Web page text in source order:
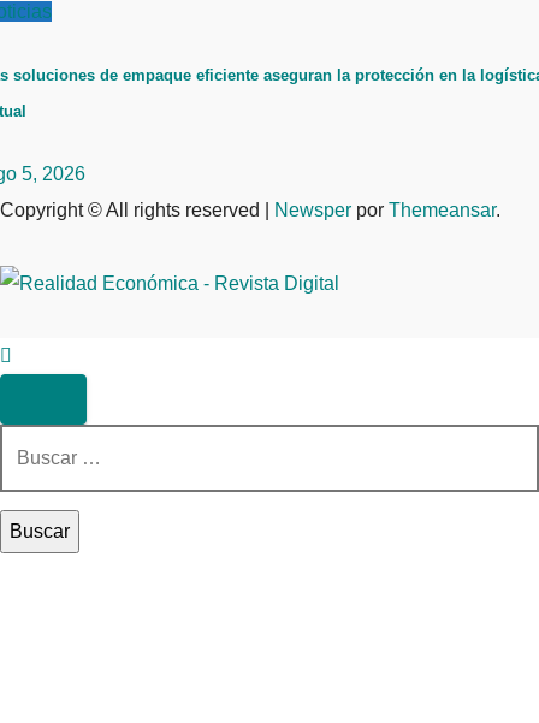
soluciones de empaque eficiente aseguran la protección en la
5, 2026
Copyright © All rights reserved
Newsper por Themeansar.